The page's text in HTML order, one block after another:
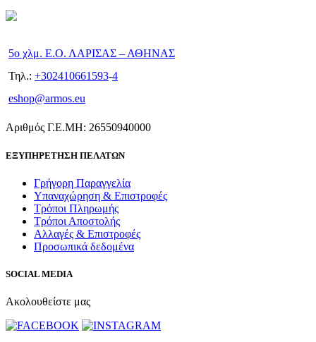
5ο χλμ. Ε.Ο. ΛΑΡΙΣΑΣ – ΑΘΗΝΑΣ
Τηλ.: +302410661593-4
eshop@armos.eu
Αριθμός Γ.Ε.ΜΗ: 26550940000
ΕΞΥΠΗΡΕΤΗΣΗ ΠΕΛΑΤΩΝ
Γρήγορη Παραγγελία
Υπαναχώρηση & Επιστροφές
Τρόποι Πληρωμής
Τρόποι Αποστολής
Αλλαγές & Επιστροφές
Προσωπικά δεδομένα
SOCIAL MEDIA
Ακολουθείστε μας